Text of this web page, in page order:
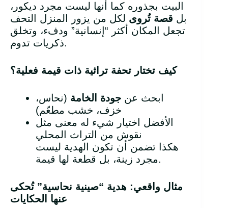
البيت بجذوره كما أنها ليست مجرد ديكور،
بل قصة تُروى لكل من يزور المنزل التحف
تجعل المكان أكثر “إنسانية” ودفء، وتخلق
ذكريات تدوم.
كيف تختار تحفة تراثية ذات قيمة فعلية؟
ابحث عن جودة الخامة (نحاس،
خزف، خشب مطعّم)
الأفضل اختيار شيء له معنى مثل
نقوش من التراث المحلي
هكذا تضمن أن تكون الهدية ليست
مجرد زينة، بل قطعة لها قيمة.
مثال واقعي: هدية “صينية نحاسية” تُحكى
عنها الحكايات